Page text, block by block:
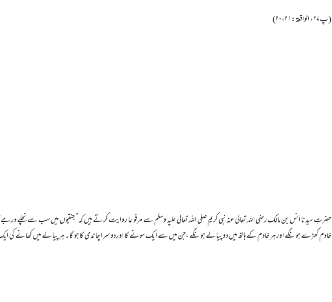
(پ ۲۷، الواقعۃ: ۲۰،۲۱)
حضرتِ سیدنا اَنس بن مالک رضی اللہ تعالی عنہ نبی کریم صلی اللہ تعالی علیہ وسلم سے مرفو عا روایت کرتے ہیں کہ” جنتیوں میں سب سے نچلے
خادم کھڑے ہونگے اورہر خادم کے ہاتھ میں دو پیالے ہونگے ،جن میں سے ایک سونے کا اوردوسرا چاندی کا ہو گا۔ہر پیالے میں کھانے کی ایک